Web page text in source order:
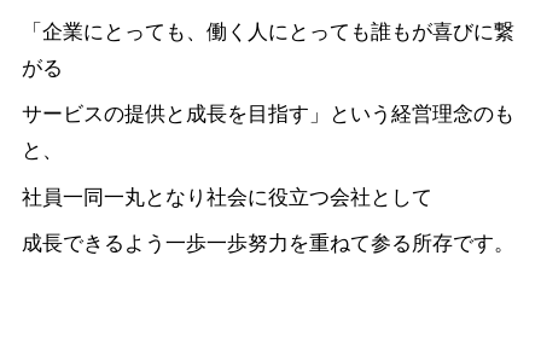
「企業にとっても、働く人にとっても誰もが喜びに繋
がる
サービスの提供と成長を目指す」という経営理念のも
と、
社員一同一丸となり社会に役立つ会社として
成長できるよう一歩一歩努力を重ねて参る所存です。